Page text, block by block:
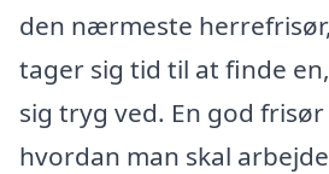
den nærmeste
tager sig tid til at finde
sig tryg ved. En god
hvordan man skal